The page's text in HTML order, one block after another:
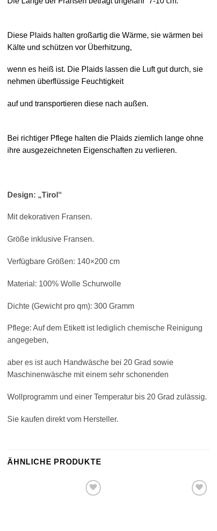
Diese Plaids halten großartig die Wärme, sie wärmen bei
Kälte und schützen vor Überhitzung,
wenn es heiß ist. Die Plaids lassen die Luft gut durch, sie
nehmen überflüssige Feuchtigkeit
auf und transportieren diese nach außen.
Bei richtiger Pflege halten die Plaids ziemlich lange ohne
ihre ausgezeichneten Eigenschaften zu verlieren.
Design: „Tirol“
Mit dekorativen Fransen.
Größe inklusive Fransen.
Verfügbare Größen: 140×200 cm
Material: 100% Wolle Schurwolle
Dichte (Gewicht pro qm): 300 Gramm
Pflege: Auf dem Etikett ist lediglich chemische Reinigung
angegeben,
aber es ist auch Handwäsche bei 20 Grad sowie
Maschinenwäsche mit einem sehr schonenden
Wollprogramm und einer Temperatur bis 20 Grad zulässig.
Sie kaufen direkt vom Hersteller.
ÄHNLICHE PRODUKTE